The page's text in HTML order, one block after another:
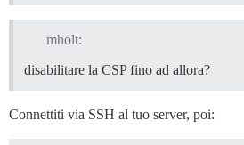
mholt:
disabilitare la CSP fino ad allora?
Connettiti via SSH al tuo server, poi: